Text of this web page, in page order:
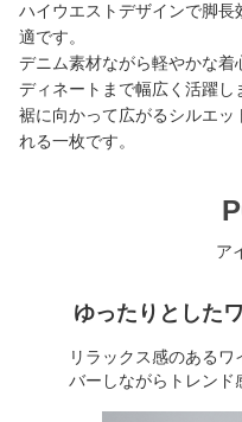
ハイウエストデザインで脚
適です。
デニム素材ながら軽やかな
ディネートまで幅広く活躍し
裾に向かって広がるシルエッ
れる一枚です。
ア
ゆったりとした
リラックス感のある
バーしながらトレンド